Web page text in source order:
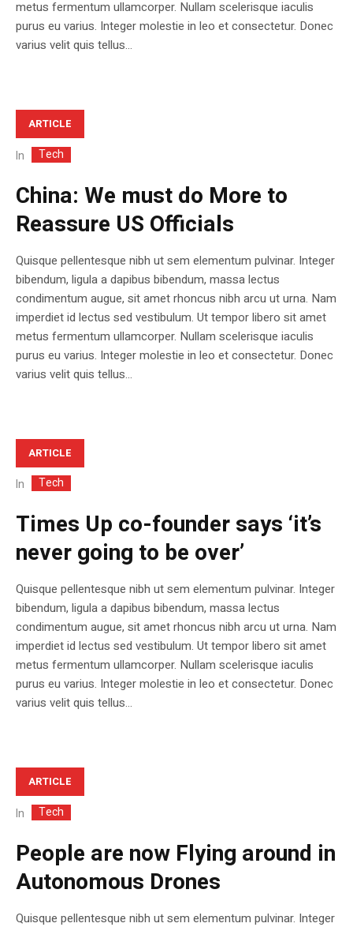
metus fermentum ullamcorper. Nullam scelerisque iaculis
purus eu varius. Integer molestie in leo et consectetur. Donec
varius velit quis tellus...
ARTICLE
In Tech
China: We must do More to
Reassure US Officials
Quisque pellentesque nibh ut sem elementum pulvinar. Integer
bibendum, ligula a dapibus bibendum, massa lectus
condimentum augue, sit amet rhoncus nibh arcu ut urna. Nam
imperdiet id lectus sed vestibulum. Ut tempor libero sit amet
metus fermentum ullamcorper. Nullam scelerisque iaculis
purus eu varius. Integer molestie in leo et consectetur. Donec
varius velit quis tellus...
ARTICLE
In Tech
Times Up co-founder says ‘it’s
never going to be over’
Quisque pellentesque nibh ut sem elementum pulvinar. Integer
bibendum, ligula a dapibus bibendum, massa lectus
condimentum augue, sit amet rhoncus nibh arcu ut urna. Nam
imperdiet id lectus sed vestibulum. Ut tempor libero sit amet
metus fermentum ullamcorper. Nullam scelerisque iaculis
purus eu varius. Integer molestie in leo et consectetur. Donec
varius velit quis tellus...
ARTICLE
In Tech
People are now Flying around in
Autonomous Drones
Quisque pellentesque nibh ut sem elementum pulvinar. Integer